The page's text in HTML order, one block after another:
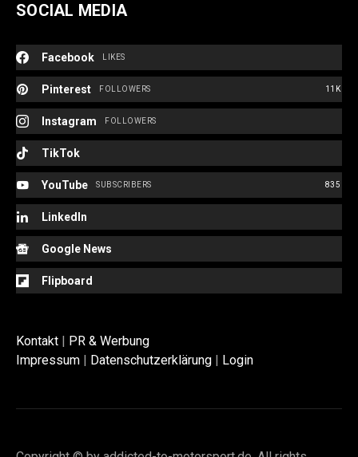
SOCIAL MEDIA
Facebook LIKES
Pinterest 11K
FOLLOWERS
Instagram FOLLOWERS
TikTok
YouTube 835
SUBSCRIBERS
LinkedIn
Google News
Flipboard
Kontakt
PR & Werbung
Impressum
Datenschutzerklärung Login